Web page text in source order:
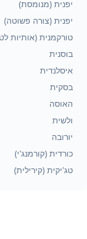
יפנית (מנומסת)
יפנית (צורה פשוטה)
טורקמנית (אותיות
בוסנית
איסלנדית
בסקית
האוסה
ולשית
יורובה
כורדית (קורמנג'י)
טג'יקית (קירילית)